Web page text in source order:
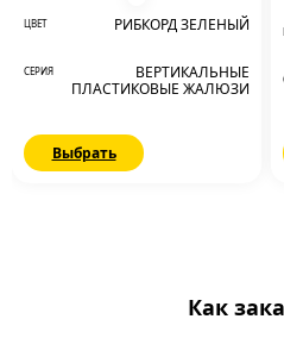
ЦВЕТ РИБКОРД ЗЕЛЕНЫЙ
СЕРИЯ
ВЕРТИКАЛЬНЫЕ
ПЛАСТИКОВЫЕ ЖАЛЮЗИ
Выбрать
Как